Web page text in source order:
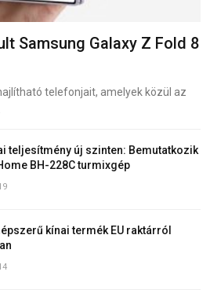
Samsung Galaxy Z Fold 8
telefonjait, amelyek közül az
teljesítmény új szinten: Bemutatkozik
BH-228C turmixgép
kínai termék EU raktárról